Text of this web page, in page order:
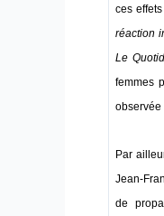
ces effets
réaction
Le
femmes
observée
Par
Jean-
de